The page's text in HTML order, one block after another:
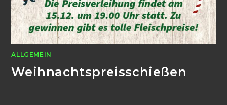
ALLGEMEIN
Weihnachtspreisschießen